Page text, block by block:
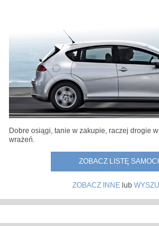
Dobre osiągi, tanie w zakupie, raczej drogie
wrażeń.
ZOBACZ LISTĘ
ZOBACZ INNElub